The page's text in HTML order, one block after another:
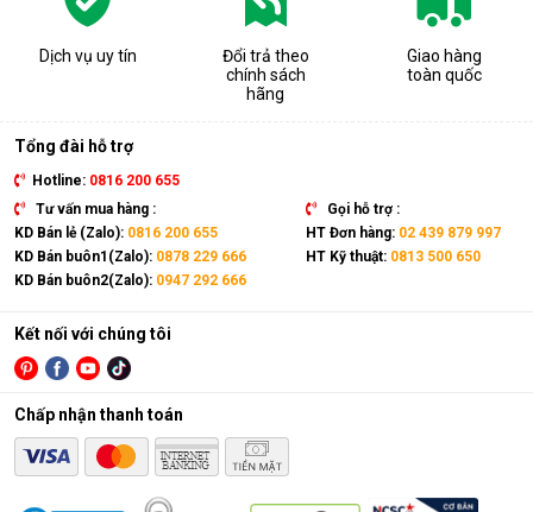
Dịch vụ uy tín
Đổi trả theo
chính sách
hãng
Giao hàng
toàn quốc
Tổng đài hỗ trợ
Hotline: 0816 200 655
Tư vấn mua hàng :
KD Bán lẻ (Zalo): 0816 200 655
KD Bán buôn1(Zalo): 0878 229 666
KD Bán buôn2(Zalo): 0947 292 666
Gọi hỗ trợ :
HT Đơn hàng: 02 439 879 997
HT Kỹ thuật: 0813 500 650
Kết nối với chúng tôi
Chấp nhận thanh toán